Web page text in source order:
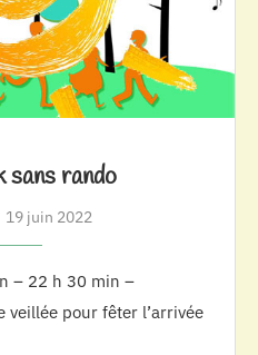
sans rando
19 juin 2022
– 22 h 30 min –
veillée pour fêter l’arrivée